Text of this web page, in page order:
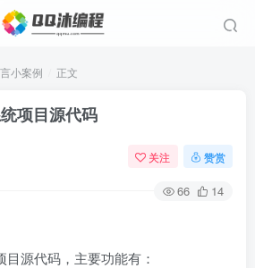
小案例 正文
项目源代码
关注 赞赏
66 14
源代码，主要功能有：